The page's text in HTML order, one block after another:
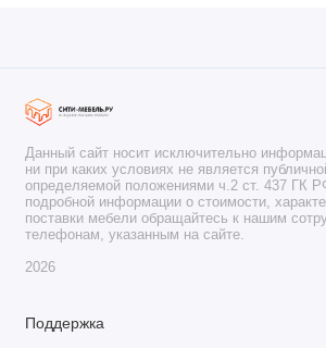
Данный сайт носит исключительно
ни при каких условиях не является
определяемой положениями ч.2 ст. 437 ГК
подробной информации о стоимости,
поставки мебели обращайтесь к нашим
телефонам, указанным на сайте.
2026
Поддержка